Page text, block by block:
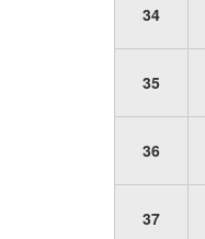
34
35
36
37